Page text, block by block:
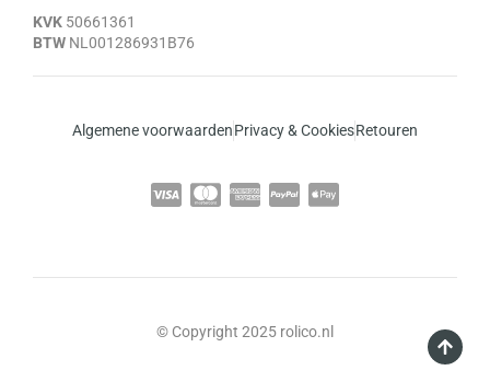
KVK 50661361
BTW NL001286931B76
Algemene voorwaardenPrivacy & CookiesRetouren
© Copyright 2025 rolico.nl